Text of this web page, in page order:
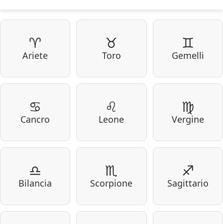
♈
Ariete
♉
Toro
♊
Gemelli
♋
Cancro
♌
Leone
♍
Vergine
♎
Bilancia
♏
Scorpione
♐
Sagittario